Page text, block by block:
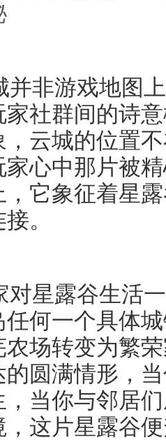
并非游戏地图
社群间的诗
云城的位置
心中那片被
，它象征着星
。
对星露谷生活
任何一个具体
场转变为繁
圆满情形，
，当你与邻居
这片星露谷